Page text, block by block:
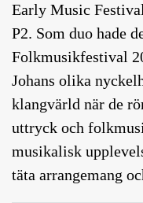
Early Music
P2. Som duo hade
Folkmusikfestival
Johans olika
klangvärld när de
uttryck och
musikalisk
täta arrangemang